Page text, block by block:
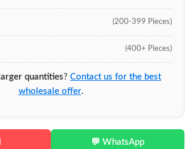
(200-399 Pieces)
(400+ Pieces)
larger quantities? Contact us for the best
wholesale offer.
💬 WhatsApp